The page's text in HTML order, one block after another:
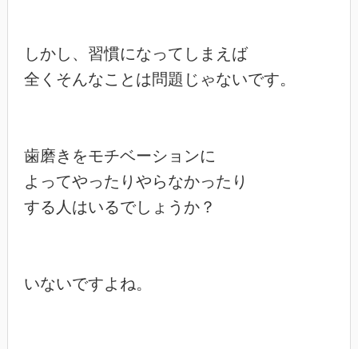
しかし、習慣になってしまえば
全くそんなことは問題じゃないです。
歯磨きをモチベーションに
よってやったりやらなかったり
する人はいるでしょうか？
いないですよね。